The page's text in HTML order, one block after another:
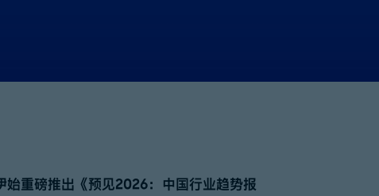
重磅推出《预见2026：中国行业趋势报